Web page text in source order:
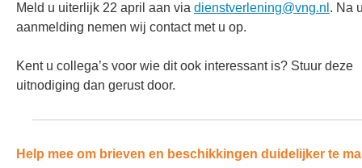
Meld u uiterlijk 22 april aan via dienstverlening@vng.nl . Na
aanmelding nemen wij contact met u op.
Kent u collega’s voor wie dit ook interessant is? Stuur deze
uitnodiging dan gerust door.
Help mee om brieven en beschikkingen duidelijker te